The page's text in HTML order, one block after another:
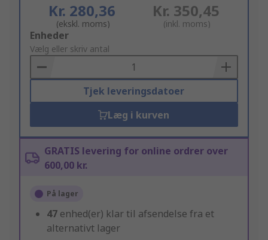
Kr. 280,36
(ekskl. moms)
Kr. 350,45
(inkl. moms)
Add
to
Basket
Enheder
Vælg eller skriv antal
Tjek leveringsdatoer
Læg i kurven
GRATIS levering for online ordrer over
600,00 kr.
På lager
47 enhed(er) klar til afsendelse fra et
alternativt lager